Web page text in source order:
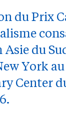
du Prix
Asie du
York
Center